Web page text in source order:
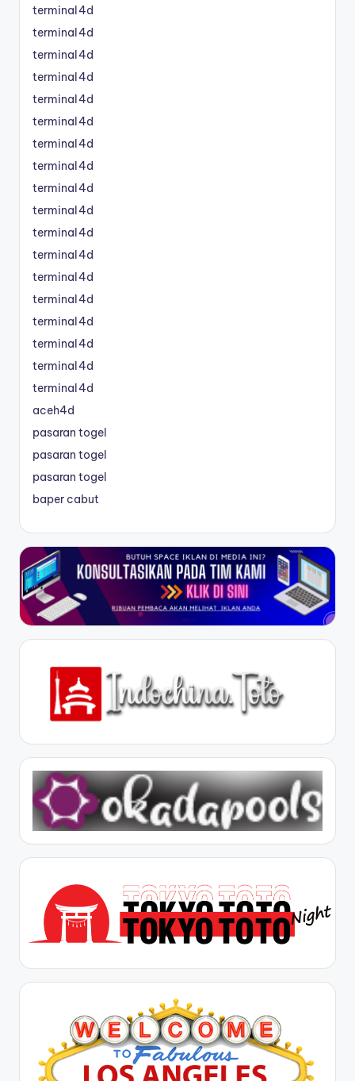
terminal4d
terminal4d
terminal4d
terminal4d
terminal4d
terminal4d
terminal4d
terminal4d
terminal4d
terminal4d
terminal4d
terminal4d
terminal4d
terminal4d
terminal4d
terminal4d
terminal4d
terminal4d
aceh4d
pasaran togel
pasaran togel
pasaran togel
baper cabut